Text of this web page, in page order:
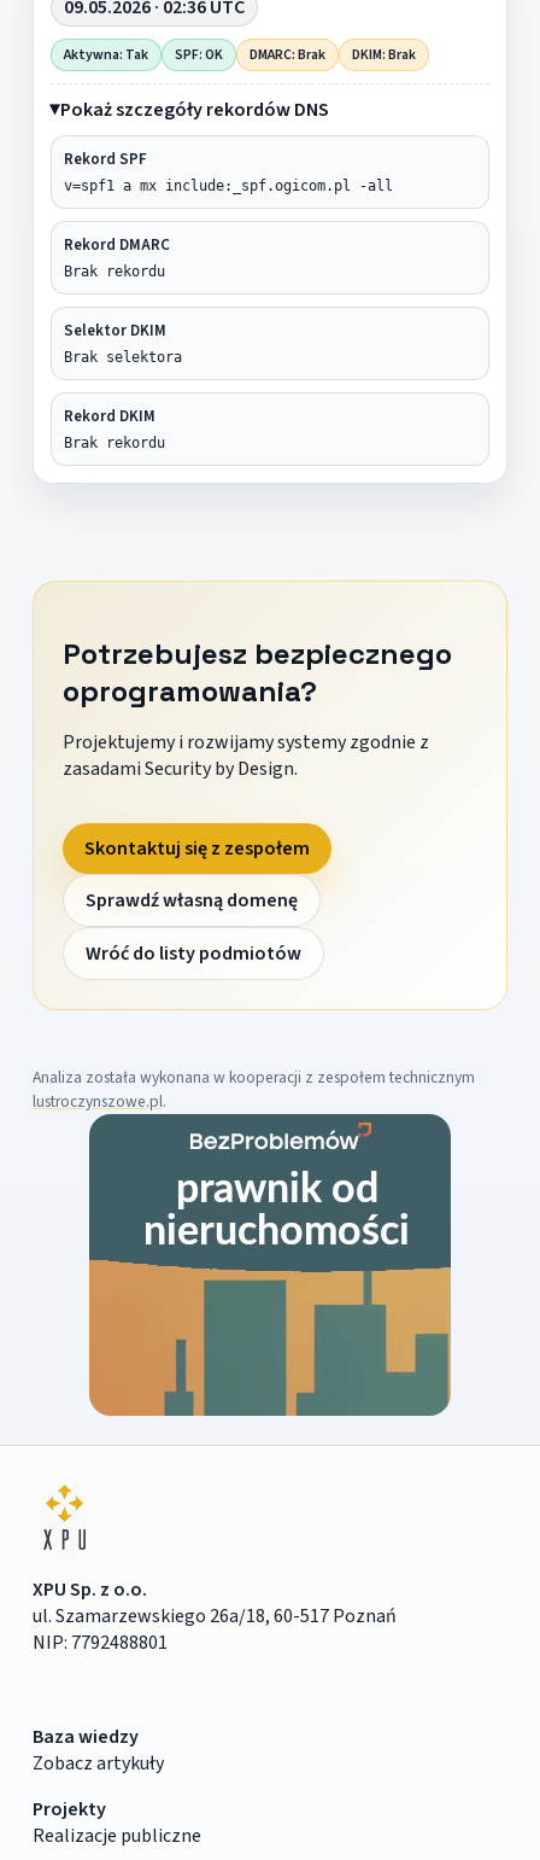
09.05.2026 · 02:36 UTC
Aktywna: Tak SPF: OK DMARC: Brak DKIM: Brak
Pokaż szczegóły rekordów DNS
Rekord SPF
v=spf1 a mx include:_spf.ogicom.pl -all
Rekord DMARC
Brak rekordu
Selektor DKIM
Brak selektora
Rekord DKIM
Brak rekordu
Potrzebujesz bezpiecznego
oprogramowania?
Projektujemy i rozwijamy systemy zgodnie z
zasadami Security by Design.
Skontaktuj się z zespołem
Sprawdź własną domenę
Wróć do listy podmiotów
Analiza została wykonana w kooperacji z zespołem technicznym
lustroczynszowe.pl.
XPU Sp. z o.o.
ul. Szamarzewskiego 26a/18, 60-517 Poznań
NIP: 7792488801
Baza wiedzy
Zobacz artykuły
Projekty
Realizacje publiczne